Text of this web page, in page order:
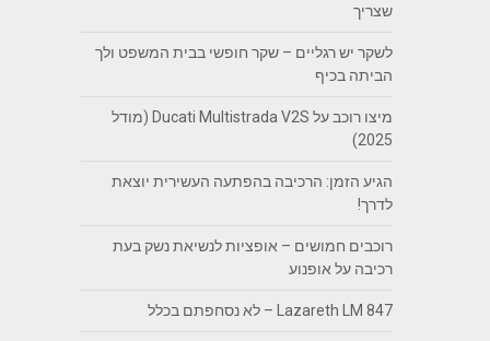
שצריך
לשקר יש רגליים – שקר חופשי בבית המשפט ולך
הביתה בכיף
מיצו רוכב על Ducati Multistrada V2S (מודל
2025)
הגיע הזמן: הרכיבה בהפתעה העשירית יוצאת
לדרך!
רוכבים חמושים – אופציות לנשיאת נשק בעת
רכיבה על אופנוע
Lazareth LM 847 – לא נסחפתם בכלל